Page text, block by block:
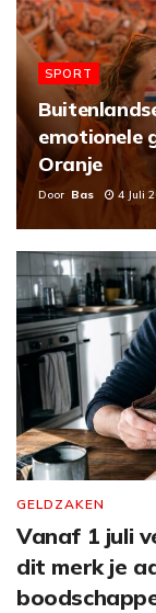
SPORT
emotionele
Oranje
Door Bas 4 Juli
GELDZAKEN
Vanaf 1 juli
dit merk je